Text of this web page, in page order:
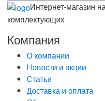
Интернет-магазин
комплектующих
Компания
О компании
Новости и акции
Статьи
Доставка и оплата